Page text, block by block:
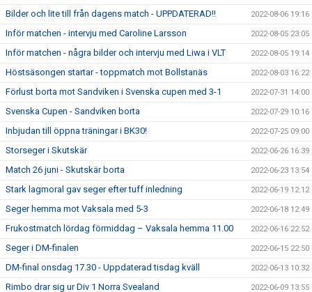
Bilder och lite till från dagens match - UPPDATERAD!! 2022-08-06 19:16
Inför matchen - intervju med Caroline Larsson 2022-08-05 23:05
Inför matchen - några bilder och intervju med Liwa i VLT 2022-08-05 19:14
Höstsäsongen startar - toppmatch mot Bollstanäs 2022-08-03 16:22
Förlust borta mot Sandviken i Svenska cupen med 3-1 2022-07-31 14:00
Svenska Cupen - Sandviken borta 2022-07-29 10:16
Inbjudan till öppna träningar i BK30! 2022-07-25 09:00
Storseger i Skutskär 2022-06-26 16:39
Match 26 juni - Skutskär borta 2022-06-23 13:54
Stark lagmoral gav seger efter tuff inledning 2022-06-19 12:12
Seger hemma mot Vaksala med 5-3 2022-06-18 12:49
Frukostmatch lördag förmiddag – Vaksala hemma 11.00 2022-06-16 22:52
Seger i DM-finalen 2022-06-15 22:50
DM-final onsdag 17.30 - Uppdaterad tisdag kväll 2022-06-13 10:32
Rimbo drar sig ur Div 1 Norra Svealand 2022-06-09 13:55